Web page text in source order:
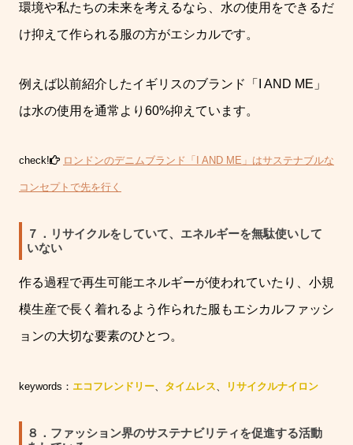
環境や私たちの未来を考えるなら、水の使用をできるだ
け抑えて作られる服の方がエシカルです。
例えば以前紹介したイギリスのブランド「 I AND ME 」
は水の使用を通常より 60%抑えています。
check! ロンドンのデニムブランド「 I AND ME 」はサステナブルな
コンセプトで先を行く
７．リサイクルをしていて、エネルギーを無駄使いして
いない
作る過程で再生可能エネルギーが使われていたり、小規
模生産で長く着れるよう作られた服もエシカルファッシ
ョンの大切な要素のひとつ。
keywords： エコフレンドリー タイムレス リサイクルナイロン
８．ファッション界のサステナビリティを促進する活動